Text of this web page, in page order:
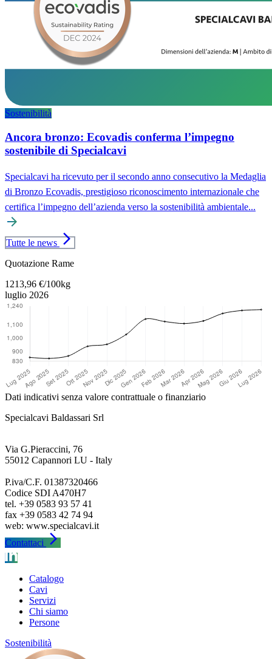
Sostenibilità
Ancora bronzo: Ecovadis conferma l’impegno
sostenibile di Specialcavi
Specialcavi ha ricevuto per il secondo anno consecutivo la Medaglia
di Bronzo Ecovadis, prestigioso riconoscimento internazionale che
certifica l’impegno dell’azienda verso la sostenibilità ambientale...
arrow_forward
Tutte le news arrow_forward_ios
Quotazione Rame
1213,96 €/100kg
luglio 2026
Dati indicativi senza valore contrattuale o finanziario
Specialcavi Baldassari Srl
Via G.Pieraccini, 76
55012 Capannori LU - Italy
P.iva/C.F. 01387320466
Codice SDI A470H7
tel. +39 0583 93 57 41
fax +39 0583 42 74 94
Contattaci arrow_forward_ios
Catalogo
Cavi
Servizi
Chi siamo
Persone
Sostenibilità